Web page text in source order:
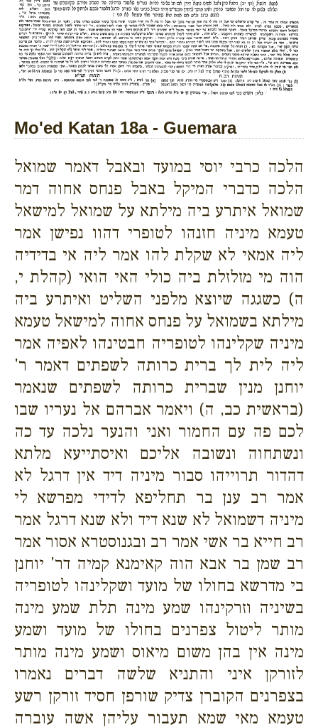
Mo'ed Katan 18a - Guemara
הלכה כרבי יוסי במועד ובאבל דאמר שמואל
הלכה כדברי המיקל באבל פנחס אחוה דמר
שמואל איתרע ביה מילתא על שמואל למישאל
טעמא מיניה חזנהו לטופרי דהוו נפישן אמר
ליה אמאי לא שקלת להו אמר ליה אי בדידיה
הוה מי מזלזלת ביה כולי האי הואי (קהלת י,
ה) כשגגה שיוצא מלפני השליט ואיתרע ביה
מילתא בשמואל על פנחס אחוה למישאל טעמא
מיניה שקלינהו לטופריה חבטינהו לאפיה אמר
ליה לית לך ברית כרותה לשפתים דאמר ר'
יוחנן מנין שברית כרותה לשפתים שנאמר
(בראשית כב, ה) ויאמר אברהם אל נעריו שבו
לכם פה עם החמור ואני והנער נלכה עד כה
ונשתחוה ונשובה אליכם ואיסתייעא מלתא
דהדור תרוייהו סבור מיניה דיד אין דרגל לא
אמר רב ענן בר תחליפא לדידי מפרשא לי
מיניה דשמואל לא שנא דיד ולא שנא דרגל אמר
רב חייא בר אשי אמר רב ובגנוסטרא אסור אמר
רב שמן בר אבא הוה קאימנא קמיה דר' יוחנן
בי מדרשא בחולו של מועד ושקלינהו לטופריה
בשיניה וזרקינהו שמע מינה תלת שמע מינה
מותר ליטול צפרנים בחולו של מועד ושמע
מינה אין בהן משום מיאוס ושמע מינה מותר
לזורקן איני והתניא שלשה דברים נאמרו
בצפרנים הקוברן צדיק שורפן חסיד זורקן רשע
טעמא מאי שמא תעבור עליהן אשה עוברה